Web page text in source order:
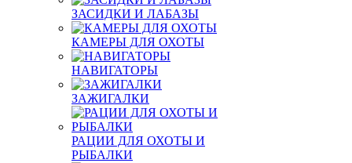
ЗАСИДКИ И ЛАБАЗЫ
КАМЕРЫ ДЛЯ ОХОТЫ
НАВИГАТОРЫ
ЗАЖИГАЛКИ
РАЦИИ ДЛЯ ОХОТЫ И
РЫБАЛКИ